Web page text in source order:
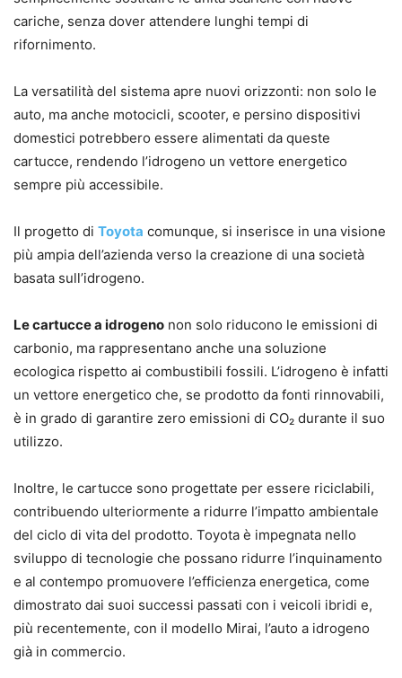
cariche, senza dover attendere lunghi tempi di
rifornimento.
La versatilità del sistema apre nuovi orizzonti: non solo le
auto, ma anche motocicli, scooter, e persino dispositivi
domestici potrebbero essere alimentati da queste
cartucce, rendendo l’idrogeno un vettore energetico
sempre più accessibile.
Il progetto di Toyota comunque, si inserisce in una visione
più ampia dell’azienda verso la creazione di una società
basata sull’idrogeno.
Le cartucce a idrogeno non solo riducono le emissioni di
carbonio, ma rappresentano anche una soluzione
ecologica rispetto ai combustibili fossili. L’idrogeno è infatti
un vettore energetico che, se prodotto da fonti rinnovabili,
è in grado di garantire zero emissioni di CO₂ durante il suo
utilizzo.
Inoltre, le cartucce sono progettate per essere riciclabili,
contribuendo ulteriormente a ridurre l’impatto ambientale
del ciclo di vita del prodotto. Toyota è impegnata nello
sviluppo di tecnologie che possano ridurre l’inquinamento
e al contempo promuovere l’efficienza energetica, come
dimostrato dai suoi successi passati con i veicoli ibridi e,
più recentemente, con il modello Mirai, l’auto a idrogeno
già in commercio.